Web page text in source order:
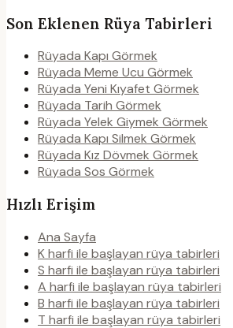
Son Eklenen Rüya Tabirleri
Rüyada Kapı Görmek
Rüyada Meme Ucu Görmek
Rüyada Yeni Kıyafet Görmek
Rüyada Tarih Görmek
Rüyada Yelek Giymek Görmek
Rüyada Kapı Silmek Görmek
Rüyada Kız Dövmek Görmek
Rüyada Sos Görmek
Hızlı Erişim
Ana Sayfa
K harfi ile başlayan rüya tabirleri
S harfi ile başlayan rüya tabirleri
A harfi ile başlayan rüya tabirleri
B harfi ile başlayan rüya tabirleri
T harfi ile başlayan rüya tabirleri